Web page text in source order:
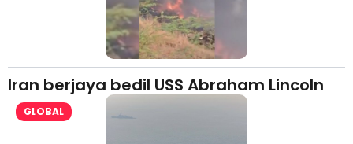
Iran berjaya bedil USS Abraham Lincoln
GLOBAL